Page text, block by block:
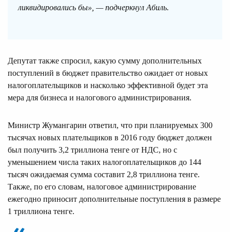
ликвидировались бы», — подчеркнул Абиль.
Депутат также спросил, какую сумму дополнительных
поступлений в бюджет правительство ожидает от новых
налогоплательщиков и насколько эффективной будет эта
мера для бизнеса и налогового администрирования.
Министр Жумангарин ответил, что при планируемых 300
тысячах новых плательщиков в 2016 году бюджет должен
был получить 3,2 триллиона тенге от НДС, но с
уменьшением числа таких налогоплательщиков до 144
тысяч ожидаемая сумма составит 2,8 триллиона тенге.
Также, по его словам, налоговое администрирование
ежегодно приносит дополнительные поступления в размере
1 триллиона тенге.